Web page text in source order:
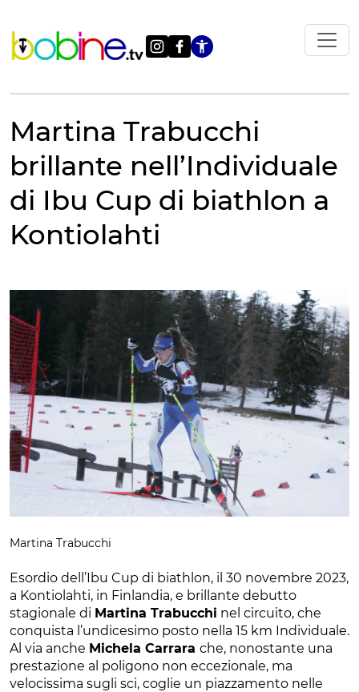
contenuto
Apri le
Martina Trabucchi
brillante nell’Individuale
di Ibu Cup di biathlon a
Kontiolahti
Martina Trabucchi
Esordio dell’Ibu Cup di biathlon, il 30 novembre 2023,
a Kontiolahti, in Finlandia, e brillante debutto
stagionale di Martina Trabucchi nel circuito, che
conquista l’undicesimo posto nella 15 km Individuale.
Al via anche Michela Carrara che, nonostante una
prestazione al poligono non eccezionale, ma
velocissima sugli sci, coglie un piazzamento nelle